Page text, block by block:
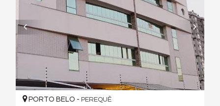
PORTO BELO - PEREQUÊ